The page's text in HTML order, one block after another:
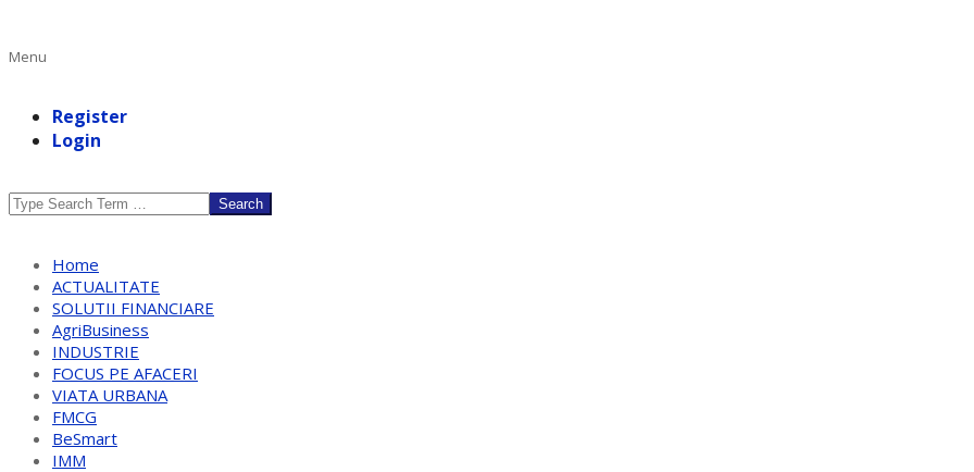
Primary
Menu
Register
Login
Search
Home
ACTUALITATE
SOLUTII FINANCIARE
AgriBusiness
INDUSTRIE
FOCUS PE AFACERI
VIATA URBANA
FMCG
BeSmart
IMM